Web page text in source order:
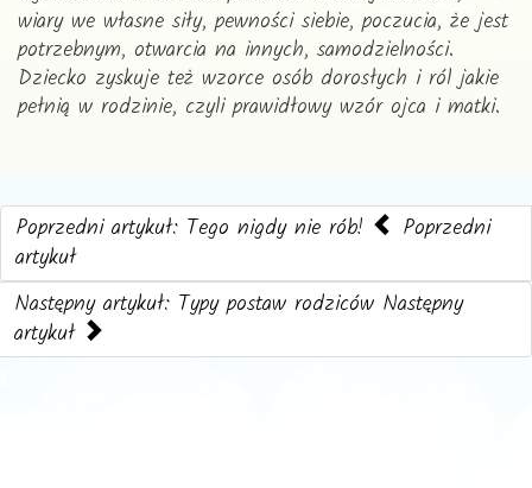
wiary we własne siły, pewności siebie, poczucia, że jest
potrzebnym, otwarcia na innych, samodzielności.
Dziecko zyskuje też wzorce osób dorosłych i ról jakie
pełnią w rodzinie, czyli prawidłowy wzór ojca i matki.
Poprzedni artykuł: Tego nigdy nie rób!
Poprzedni
artykuł
Następny artykuł: Typy postaw rodziców Następny
artykuł